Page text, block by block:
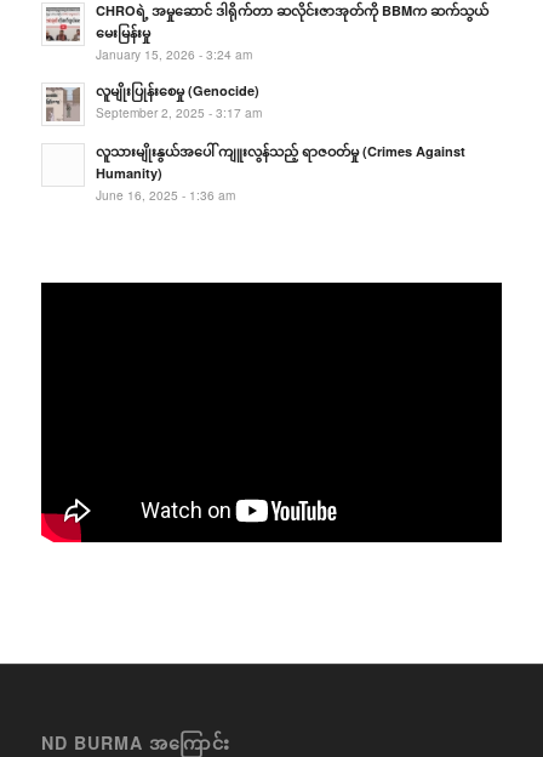
CHROရဲ့ အမှုဆောင် ဒါရိုက်တာ ဆလိုင်းဇာအုတ်ကို BBMက ဆက်သွယ်
မေးမြန်းမှု
January 15, 2026 - 3:24 am
လူမျိုးပြုန်းစေမှု (Genocide)
September 2, 2025 - 3:17 am
လူသားမျိုးနွယ်အပေါ် ကျူးလွန်သည့် ရာဇဝတ်မှု (Crimes Against
Humanity)
June 16, 2025 - 1:36 am
ND BURMA အကြောင်း